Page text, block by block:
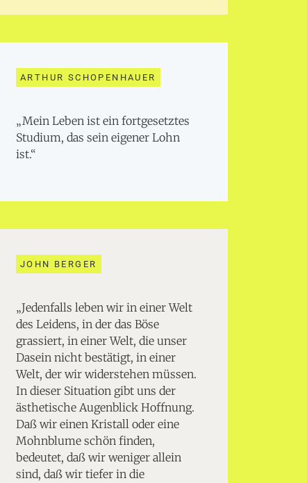
ARTHUR SCHOPENHAUER
„Mein Leben ist ein fortgesetztes
Studium, das sein eigener Lohn
ist.“
JOHN BERGER
„Jedenfalls leben wir in einer Welt
des Leidens, in der das Böse
grassiert, in einer Welt, die unser
Dasein nicht bestätigt, in einer
Welt, der wir widerstehen müssen.
In dieser Situation gibt uns der
ästhetische Augenblick Hoffnung.
Daß wir einen Kristall oder eine
Mohnblume schön finden,
bedeutet, daß wir weniger allein
sind, daß wir tiefer in die